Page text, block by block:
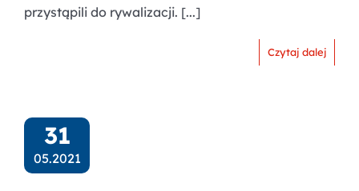
przystąpili do rywalizacji. [...]
Czytaj dalej
31
05.2021